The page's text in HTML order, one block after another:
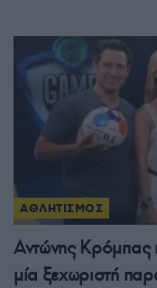
ΑΘΛΗΤΙΣΜΟΣ
Αντώνης Κρόμπας
μία ξεχωριστή